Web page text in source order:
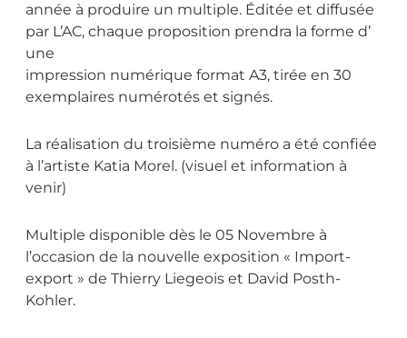
année à produire un multiple. Éditée et diffusée
par L’AC, chaque proposition prendra la forme d’
une
impression numérique format A3, tirée en 30
exemplaires numérotés et signés.
La réalisation du troisième numéro a été confiée
à l’artiste Katia Morel. (visuel et information à
venir)
Multiple disponible dès le 05 Novembre à
l’occasion de la nouvelle exposition « Import-
export » de Thierry Liegeois et David Posth-
Kohler.